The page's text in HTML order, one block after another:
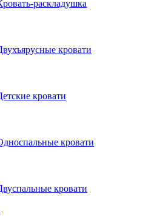
раскладушка
кровати
кровати
кровати
кровати